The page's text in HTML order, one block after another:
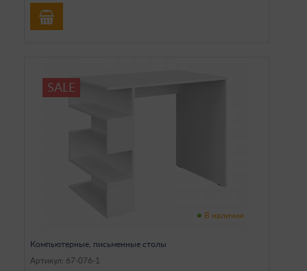
SALE
В наличии
Компьютерные, письменные столы
Артикул: 67-076-1